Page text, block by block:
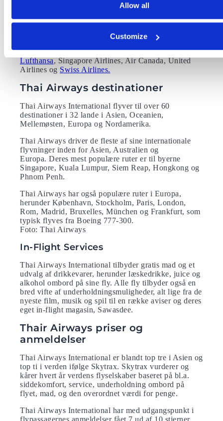
Allow all
Customize
Dine optjente point med Thai Airways, kan du således
også anvende hos andre flyselskaber, der er en del af
Star Alliance. Alliancen rummer foruden Thai
Airways og SAS 26 andre medlemmer, blandt andre
Lufthansa, Singapore Airlines, Air Canada, United
Airlines og Swiss Airlines.
Thai Airways destinationer
Thai Airways International flyver til over 60
destinationer i 32 lande i Asien, Oceanien,
Mellemøsten, Europa og Nordamerika.
Thai Airways driver de fleste af sine internationale
flyvninger inden for Asien, Australien og
Europa. Deres mest populære ruter er til byerne
Singapore, Kuala Lumpur, Siem Reap, Hongkong og
Phnom Penh.
Thai Airways har også populære ruter i Europa,
herunder København, Stockholm, Paris, London,
Rom, Madrid, Bruxelles, München og Frankfurt, som
typisk flyves fra Boeing 777-300.
Foto: Thai Airways
In-Flight Services
Thai Airways International tilbyder gratis mad og et
udvalg af drikkevarer, herunder læskedrikke, juice og
alkohol ombord på sine fly. Alle fly tilbyder også en
bred vifte af underholdningsmuligheder, alt lige fra de
nyeste film, musik og spil til en række aviser og deres
eget in-flight magasin, Sawasdee.
Thair Airways priser og
anmeldelser
Thai Airways International er blandt top tre i Asien og
top ti i verden ifølge Skytrax. Skytrax vurderer og
kårer hvert år verdens flyselskaber baseret på bl.a.
siddekomfort, service, underholdning ombord på
flyet, mad, og den overordnet værdi for penge.
Thai Airways International har med udgangspunkt i